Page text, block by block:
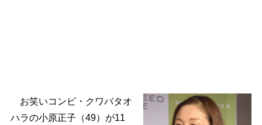
お笑いコンビ・クワバタオ
ハラの小原正子（49）が11